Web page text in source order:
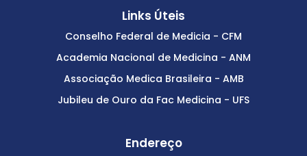
Links Úteis
Conselho Federal de Medicia - CFM
Academia Nacional de Medicina - ANM
Associação Medica Brasileira - AMB
Jubileu de Ouro da Fac Medicina - UFS
Endereço